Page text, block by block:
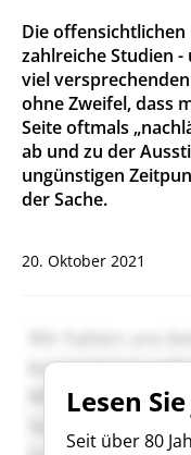
Die offensichtlichen
zahlreiche Studien
viel
ohne Zweifel, dass
Seite oftmals
ab und zu der
ungünstigen
der Sache.
20. Oktober 2021
Lesen
Seit über 80